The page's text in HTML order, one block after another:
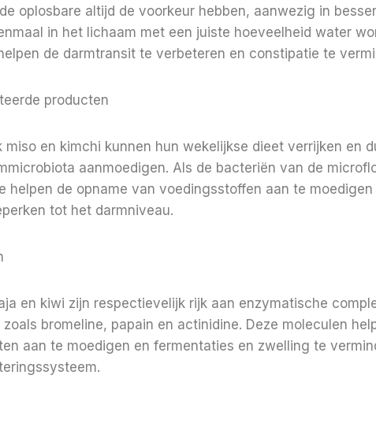
oplosbare altijd de voorkeur hebben, aanwezig in
in het lichaam met een juiste hoeveelheid water
de darmtransit te verbeteren en constipatie te
producten
miso en kimchi kunnen hun wekelijkse dieet verrijken en
aanmoedigen. Als de bacteriën van de
helpen de opname van voedingsstoffen aan te moedigen
tot het darmniveau.
en kiwi zijn respectievelijk rijk aan enzymatische
bromeline, papain en actinidine. Deze moleculen
aan te moedigen en fermentaties en zwelling te